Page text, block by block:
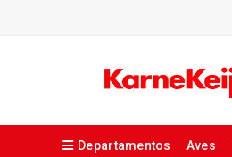
Departamentos Aves